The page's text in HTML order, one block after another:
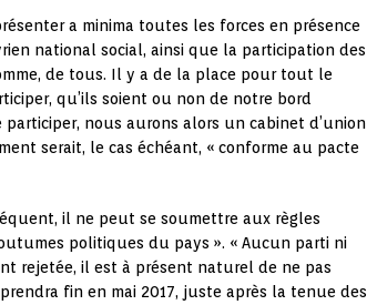
a minima toutes les forces en présence
national social, ainsi que la participation des
de tous. Il y a de la place pour tout le
qu’ils soient ou non de notre bord
nous aurons alors un cabinet d’union
serait, le cas échéant, « conforme au pacte
il ne peut se soumettre aux règles
politiques du pays ». « Aucun parti ni
rejetée, il est à présent naturel de ne pas
fin en mai 2017, juste après la tenue des